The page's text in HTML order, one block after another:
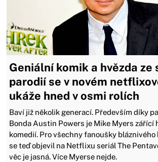
Geniální komik a hvězda ze
parodií se v novém
ukáže hned v osmi rolích
Baví již několik generací. Především díky
Bonda Austin Powers je Mike Myers zářící
komedií. Pro všechny fanoušky
se teď objevil na Netflixu seriál The
věc je jasná. Více Myerse nejde.